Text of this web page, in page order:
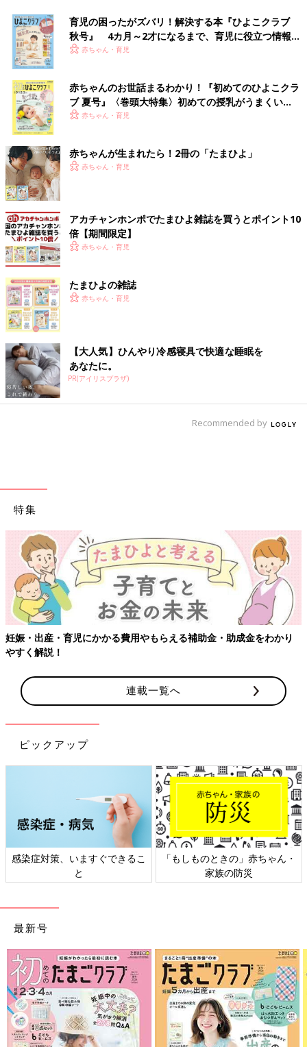
育児の困ったがズバリ！解決する本『ひよこクラブ
秋号』 4カ月～2才になるまで、育児に役立つ情報が
いっぱい！
赤ちゃん・育児
赤ちゃんのお世話まるわかり！『初めてのひよこクラ
ブ 夏号』〈巻頭大特集〉初めての授乳がうまくい
く！ おっぱい・ミルクの基本と夏のトラブル 解決テ
赤ちゃん・育児
赤ちゃんが生まれたら！2冊の「たまひよ」
赤ちゃん・育児
アカチャンホンポでたまひよ雑誌を買うとポイント10
倍【期間限定】
赤ちゃん・育児
たまひよの雑誌
赤ちゃん・育児
【大人気】ひんやり冷感寝具で快適な睡眠を
あなたに。
PR(アイリスプラザ)
Recommended by
特集
妊娠・出産・育児にかかる費用やもらえる補助金・助成金をわかり
やすく解説！
連載一覧へ
ピックアップ
感染症対策、いますぐできるこ
と
「もしものときの」赤ちゃん・
家族の防災
最新号